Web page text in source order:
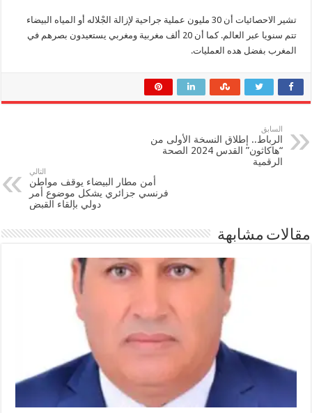
تشير الاحصائيات أن 30 مليون عملية جراحية لإزالة الجْلاله أو المياه البيضاء
تتم سنويا عبر العالم. كما أن 20 ألف مغربية ومغربي يستعيدون بصرهم في
المغرب بفضل هده العمليات.
السابق
الرباط.. إطلاق النسخة الأولى من
“هاكاثون” القدس 2024 الصحة
الرقمية
التالي
أمن مطار البيضاء يوقف مواطن
فرنسي جزائري يشكل موضوع أمر
دولي بإلقاء القبض
مشابهة